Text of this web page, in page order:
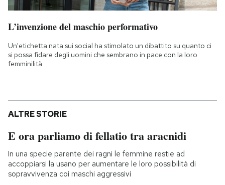
L’invenzione del maschio performativo
Un'etichetta nata sui social ha stimolato un dibattito su quanto ci
si possa fidare degli uomini che sembrano in pace con la loro
femminilità
ALTRE STORIE
E ora parliamo di fellatio tra aracnidi
In una specie parente dei ragni le femmine restie ad
accoppiarsi la usano per aumentare le loro possibilità di
sopravvivenza coi maschi aggressivi